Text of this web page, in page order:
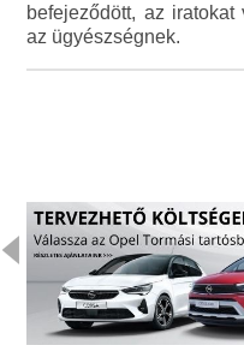
befejeződött, az
az ügyészségnek.